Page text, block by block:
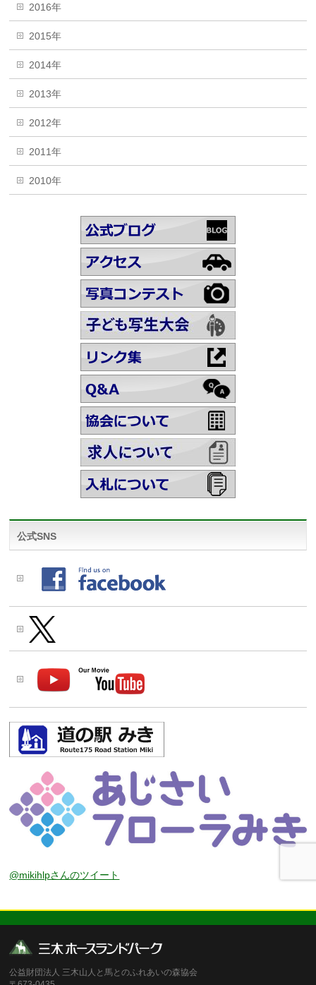
2016年
2015年
2014年
2013年
2012年
2011年
2010年
公式SNS
@mikihlpさんのツイート
公益財団法人 三木山人と馬とのふれあいの森協会